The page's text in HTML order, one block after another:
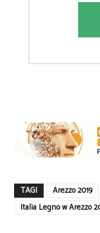
TAGI Arezzo 2019
Italia Legno w Arezzo